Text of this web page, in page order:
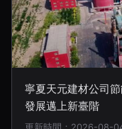
寧夏天元建材公司
發展邁上新臺階